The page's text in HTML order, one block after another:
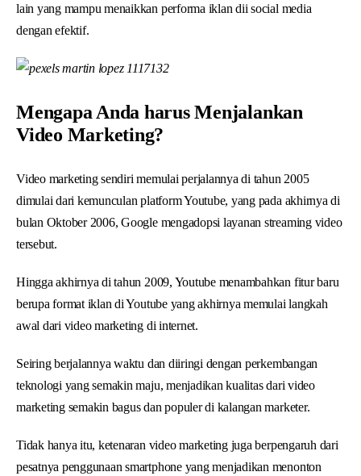
lain yang mampu menaikkan performa iklan dii social media
dengan efektif.
Mengapa Anda harus Menjalankan
Video Marketing?
Video marketing sendiri memulai perjalannya di tahun 2005
dimulai dari kemunculan platform Youtube, yang pada akhirnya di
bulan Oktober 2006, Google mengadopsi layanan streaming video
tersebut.
Hingga akhirnya di tahun 2009, Youtube menambahkan fitur baru
berupa format iklan di Youtube yang akhirnya memulai langkah
awal dari video marketing di internet.
Seiring berjalannya waktu dan diiringi dengan perkembangan
teknologi yang semakin maju, menjadikan kualitas dari video
marketing semakin bagus dan populer di kalangan marketer.
Tidak hanya itu, ketenaran video marketing juga berpengaruh dari
pesatnya penggunaan smartphone yang menjadikan menonton